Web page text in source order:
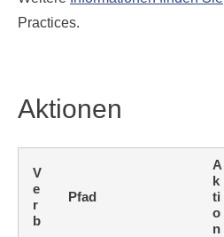
Practices.
Aktionen
V
e
r
b
Pfad
A
k
ti
o
n